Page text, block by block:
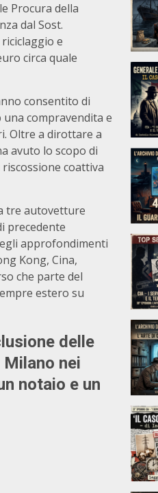
Procura della
dal Sost.
e
circa quale
consentito di
compravendita e
Oltre a dirottare a
avuto lo scopo di
coattiva
tre autovetture
precedente
approfondimenti
Kong, Cina,
che parte del
estero su
delle
nei
notaio e un